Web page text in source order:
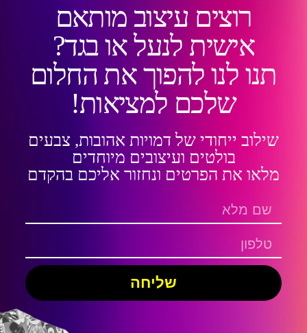
רוצים עיצוב מותאם
אישית לנעל או בגד?
תנו לנו להפוך את החלום
שלכם למציאות!
שילוב ייחודי של דמויות אהובות, צבעים
בולטים ועיצובים מיוחדים
מלאו את הפרטים ונחזור אליכם בהקדם
שליחה